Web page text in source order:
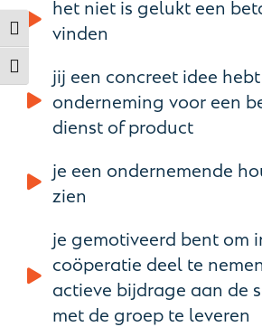
Toggle High Contrast
Toggle Font size
het niet is gelukt een
vinden
jij een concreet idee
onderneming voor een
dienst of product
je een ondernemende
zien
je gemotiveerd bent om
coöperatie deel te
actieve bijdrage aan de
met de groep te leveren